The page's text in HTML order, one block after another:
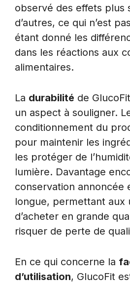
observé des effets plus
d’autres, ce qui n’est
étant donné les
dans les réactions aux
alimentaires.
La durabilité de
un aspect à souligner.
conditionnement du
pour maintenir les
les protéger de
lumière. Davantage
conservation annoncée
longue, permettant aux
d’acheter en grande
risquer de perte de
En ce qui concerne la
d’utilisation, GlucoFit